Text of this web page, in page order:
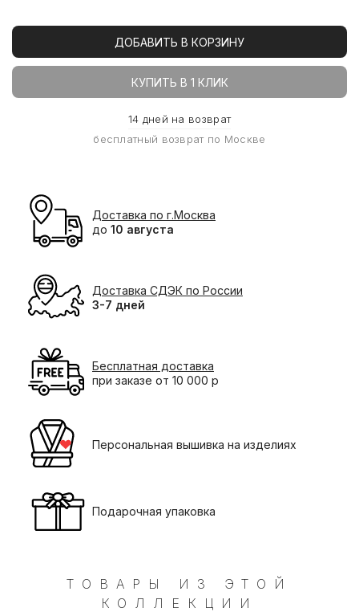
ДОБАВИТЬ В КОРЗИНУ
КУПИТЬ В 1 КЛИК
14 дней на возврат
бесплатный возврат по Москве
Доставка по г.Москва
до 10 августа
Доставка СДЭК по России
3-7 дней
Бесплатная доставка
при заказе от 10 000 р
Персональная вышивка на изделиях
Подарочная упаковка
ТОВАРЫ ИЗ ЭТОЙ
КОЛЛЕКЦИИ